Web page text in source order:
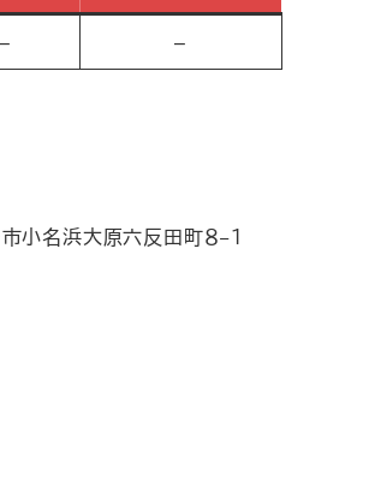
– –
小名浜大原六反田町８−１